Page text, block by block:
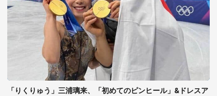
「りくりゅう」三浦璃来、「初めてのピンヒール」&ドレスア